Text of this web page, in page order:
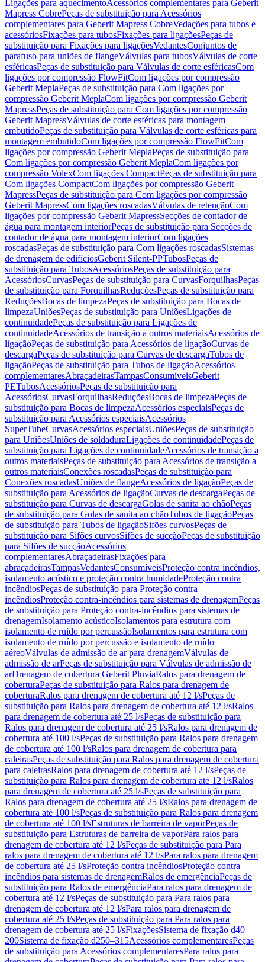
Ligações para aquecimentoAcessórios complementares para Geberit
Mapress CobrePeças de substituição para Acessórios
complementares para Geberit Mapress CobreVedações para tubos e
acessóriosFixações para tubosFixações para ligaçõesPeças de
substituição para Fixações para ligaçõesVedantesConjuntos de
parafuso para uniões de flangeVálvulas para tubosVálvulas de corte
esféricasPeças de substituição para Válvulas de corte esféricasCom
ligações por compressão FlowFitCom ligações por compressão
Geberit MeplaPeças de substituição para Com ligações por
compressão Geberit MeplaCom ligações por compressão Geberit
MapressPeças de substituição para Com ligações por compressão
Geberit MapressVálvulas de corte esféricas para montagem
embutidoPeças de substituição para Válvulas de corte esféricas para
montagem embutidoCom ligações por compressão FlowFitCom
ligações por compressão Geberit MeplaPeças de substituição para
Com ligações por compressão Geberit MeplaCom ligações por
compressão VolexCom ligações CompactPeças de substituição para
Com ligações CompactCom ligações por compressão Geberit
MapressPeças de substituição para Com ligações por compressão
Geberit MapressCom ligações roscadasVálvulas de retençãoCom
ligações por compressão Geberit MapressSecções de contador de
água para montagem interiorPeças de substituição para Secções de
contador de água para montagem interiorCom ligações
roscadasPeças de substituição para Com ligações roscadasSistemas
de drenagem de edifíciosGeberit Silent-PPTubosPeças de
substituição para TubosAcessóriosPeças de substituição para
AcessóriosCurvasPeças de substituição para CurvasForquilhasPeças
de substituição para ForquilhasReduçõesPeças de substituição para
ReduçõesBocas de limpezaPeças de substituição para Bocas de
limpezaUniõesPeças de substituição para UniõesLigações de
continuidadePeças de substituição para Ligações de
continuidadeAcessórios de transição a outros materiaisAcessórios de
ligaçãoPeças de substituição para Acessórios de ligaçãoCurvas de
descargaPeças de substituição para Curvas de descargaTubos de
ligaçãoPeças de substituição para Tubos de ligaçãoAcessórios
complementaresAbraçadeirasTampasConsumíveisGeberit
PETubosAcessóriosPeças de substituição para
AcessóriosCurvasForquilhasReduçõesBocas de limpezaPeças de
substituição para Bocas de limpezaAcessórios especiaisPeças de
substituição para Acessórios especiaisAcessórios
SuperTubeCurvasAcessórios especiaisUniõesPeças de substituição
para UniõesUniões de soldaduraLigações de continuidadePeças de
substituição para Ligações de continuidadeAcessórios de transição a
outros materiaisPeças de substituição para Acessórios de transição a
outros materiaisConexões roscadasPeças de substituição para
Conexões roscadasUniões de flangeAcessórios de ligaçãoPeças de
substituição para Acessórios de ligaçãoCurvas de descargaPeças de
substituição para Curvas de descargaGolas de sanita ao chãoPeças
de substituição para Golas de sanita ao chãoTubos de ligaçãoPeças
de substituição para Tubos de ligaçãoSifões curvosPeças de
substituição para Sifões curvosSifões de sucçãoPeças de substituição
para Sifões de sucçãoAcessórios
complementaresAbraçadeirasFixações para
abraçadeirasTampasVedantesConsumíveisProteção contra incêndios,
isolamento acústico e proteção contra humidadeProteção contra
incêndiosPeças de substituição para Proteção contra
incêndiosProteção contra-incêndios para sistemas de drenagemPeças
de substituição para Proteção contra-incêndios para sistemas de
drenagemIsolamento acústicoIsolamentos para estrutura com
isolamento de ruído por percussãoIsolamentos para estrutura com
isolamento de ruído por percussão e isolamento de ruído
aéreoVálvulas de admissão de ar para drenagemVálvulas de
admissão de arPeças de substituição para Válvulas de admissão de
arDrenagem de cobertura Geberit PluviaRalos para drenagem de
coberturaPeças de substituição para Ralos para drenagem de
coberturaRalos para drenagem de cobertura até 12 l/sPeças de
substituição para Ralos para drenagem de cobertura até 12 l/sRalos
para drenagem de cobertura até 25 l/sPeças de substituição para
Ralos para drenagem de cobertura até 25 l/sRalos para drenagem de
cobertura até 100 l/sPeças de substituição para Ralos para drenagem
de cobertura até 100 l/sRalos para drenagem de cobertura para
caleirasPeças de substituição para Ralos para drenagem de cobertura
para caleirasRalos para drenagem de cobertura até 12 l/sPeças de
substituição para Ralos para drenagem de cobertura até 12 l/sRalos
para drenagem de cobertura até 25 l/sPeças de substituição para
Ralos para drenagem de cobertura até 25 l/sRalos para drenagem de
cobertura até 100 l/sPeças de substituição para Ralos para drenagem
de cobertura até 100 l/sEstruturas de barreira de vaporPeças de
substituição para Estruturas de barreira de vaporPara ralos para
drenagem de cobertura até 12 l/sPeças de substituição para Para
ralos para drenagem de cobertura até 12 l/sPara ralos para drenagem
de cobertura até 25 l/sProteção contra incêndiosProteção contra
incêndios para sistemas de drenagemRalos de emergênciaPeças de
substituição para Ralos de emergênciaPara ralos para drenagem de
cobertura até 12 l/sPeças de substituição para Para ralos para
drenagem de cobertura até 12 l/sPara ralos para drenagem de
cobertura até 25 l/sPeças de substituição para Para ralos para
drenagem de cobertura até 25 l/sFixaçõesSistema de fixação d40–
200Sistema de fixação d250–315Acessórios complementaresPeças
de substituição para Acessórios complementaresPara ralos para